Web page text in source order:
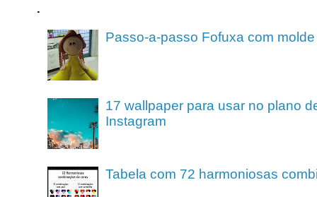
.
Passo-a-passo Fofuxa com molde
17 wallpaper para usar no plano
Instagram
Tabela com 72 harmoniosas